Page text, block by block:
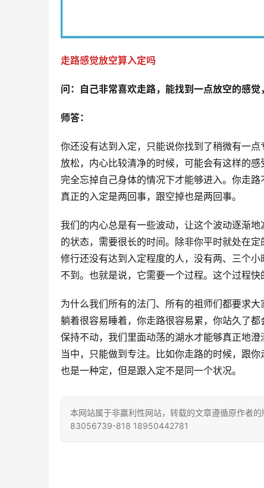
走路感觉放空算入定吗
问： 自己非常喜欢走路，能找到一点放空的感
师答：
你还没有达到入定，只能说你找到了稍微有一
放松，内心比较清净的时候，可能会有这样的
完全忘掉自己身体的情况下才能够进入。你走
真正的入定是两回事，跟空掉也是两回事。
我们的内心总是有一些波动，让这个波动逐渐
的状态，需要很长的时间。除非你平时就处在
修行还没有达到入定程度的人，没有两、三个
不到。也就是说，它需要一个过程。这个过程
为什么我们所有的法门、所有的祖师们都要求
躺着很容易睡着，你走路很容易累，你站久了
保持不动，我们里面动荡的湖水才能够真正地
当中，只能做到专注。比如你走路的时候，跟
也是一种定，但是跟入定不是同一个状况。
本网站属于非赢利性网站，转载的文章遵循原作者
83056739-818 18950442781